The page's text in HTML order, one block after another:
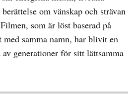
om vänskap och strävan
som är löst baserad på
samma namn, har blivit en
generationer för sitt lättsamma